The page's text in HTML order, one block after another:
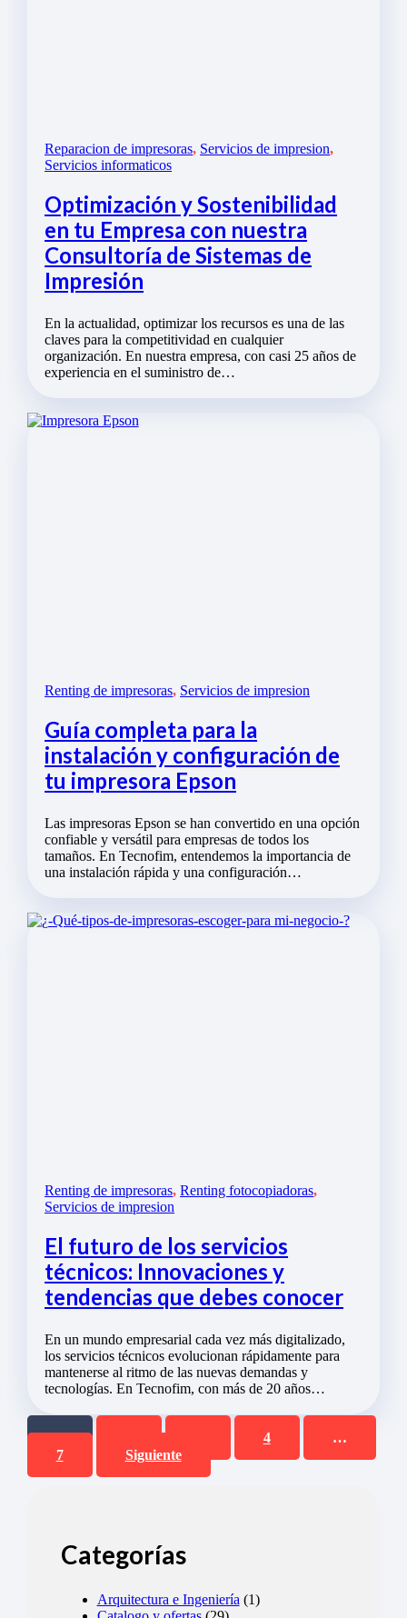
Reparacion de impresoras, Servicios de impresion,
Servicios informaticos
Optimización y Sostenibilidad
en tu Empresa con nuestra
Consultoría de Sistemas de
Impresión
En la actualidad, optimizar los recursos es una de las
claves para la competitividad en cualquier
organización. En nuestra empresa, con casi 25 años de
experiencia en el suministro de…
Renting de impresoras, Servicios de impresion
Guía completa para la
instalación y configuración de
tu impresora Epson
Las impresoras Epson se han convertido en una opción
confiable y versátil para empresas de todos los
tamaños. En Tecnofim, entendemos la importancia de
una instalación rápida y una configuración…
Renting de impresoras,Renting fotocopiadoras,
Servicios de impresion
El futuro de los servicios
técnicos: Innovaciones y
tendencias que debes conocer
En un mundo empresarial cada vez más digitalizado,
los servicios técnicos evolucionan rápidamente para
mantenerse al ritmo de las nuevas demandas y
tecnologías. En Tecnofim, con más de 20 años…
1 4
…
7
Siguiente
Categorías
Arquitectura e Ingeniería(1)